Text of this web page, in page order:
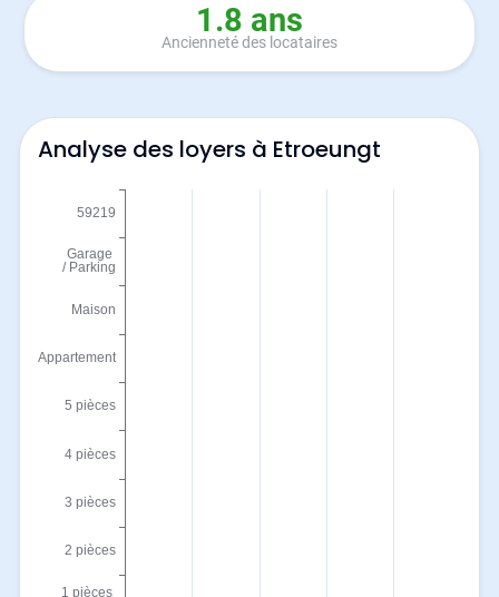
1.8 ans
Ancienneté des locataires
Analyse des loyers à Etroeungt